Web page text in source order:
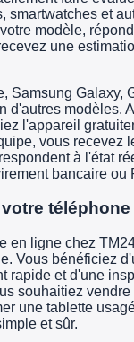
smartwatches et
modèle,
une
Samsung Galaxy,
d'autres modèles.
l'appareil
vous recevez
à l'état
bancaire ou
téléphone
en ligne chez
Vous bénéficiez
rapide et d'une
souhaitiez
une tablette
et sûr.